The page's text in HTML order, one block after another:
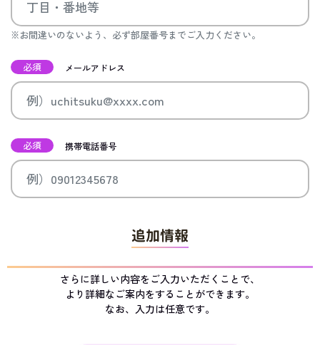
※お間違いのないよう、必ず部屋番号までご入力ください。
必須 メールアドレス
必須 携帯電話番号
追加情報
さらに詳しい内容をご入力いただくことで、
より詳細なご案内をすることができます。
なお、入力は任意です。